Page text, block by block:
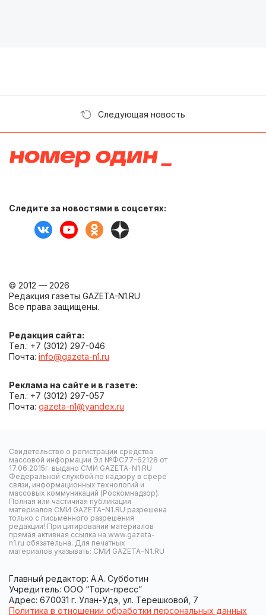
Следующая новость
Следите за новостями в соцсетях:
© 2012 — 2026
Редакция газеты GAZETA-N1.RU
Все права защищены.
Редакция сайта:
Тел.: +7 (3012) 297-046
Почта: info@gazeta-n1.ru
Реклама на сайте и в газете:
Тел.: +7 (3012) 297-057
Почта: gazeta-n1@yandex.ru
Свидетельство о регистрации средства
массовой информации Эл №ФС77-62128 от
17.06.2015г. выдано СМИ GAZETA-N1.RU
Федеральной службой по надзору в сфере
связи, информационных технологий и
массовых коммуникаций (Роскомнадзор).
Полная или частичная публикация
материалов СМИ GAZETA-N1.RU разрешена
только с письменного разрешения
редакции! При цитировании материалов
прямая активная ссылка на www.gazeta-
n1.ru обязательна. Для печатных
материалов указывать: СМИ GAZETA-N1.RU
Главный редактор: А.А. Субботин
Учредитель: ООО “Тори-пресс”
Адрес: 670031 г. Улан-Удэ, ул. Терешковой, 7
Политика в отношении обработки персональных данных